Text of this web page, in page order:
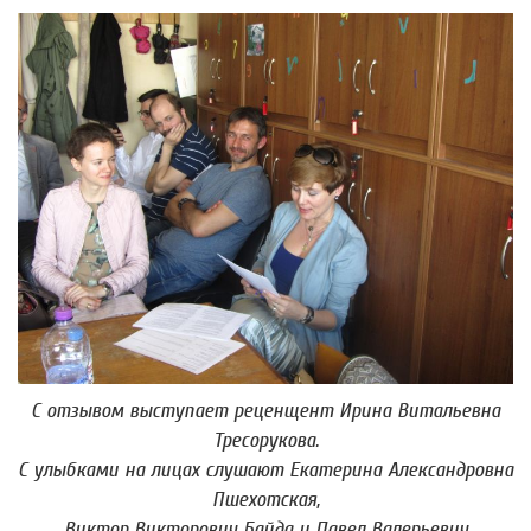
С отзывом выступает реценщент Ирина Витальевна
Тресорукова.
С улыбками на лицах слушают Екатерина Александровна
Пшехотская,